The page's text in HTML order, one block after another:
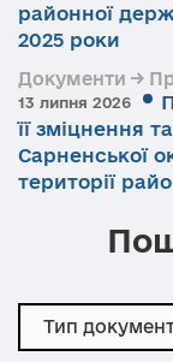
районної
2025 роки
Документи →
13 липня 2026
її зміцнення
Сарненської
території